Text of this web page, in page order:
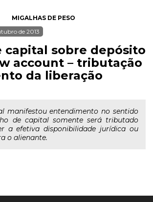
MIGALHAS DE PESO
de 2013
capital sobre depósito
account – tributação
da liberação
manifestou entendimento no sentido
de capital somente será tributado
a efetiva disponibilidade jurídica ou
o alienante.